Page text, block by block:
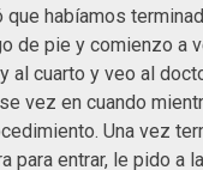
habíamos
de pie y comienzo a
al cuarto y veo al
vez en cuando
Una vez
para entrar, le pido a